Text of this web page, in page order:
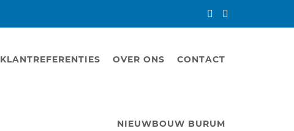
KLANTREFERENTIES OVER ONS CONTACT
NIEUWBOUW BURUM